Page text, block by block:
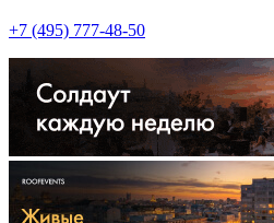
+7 (495) 777-48-50